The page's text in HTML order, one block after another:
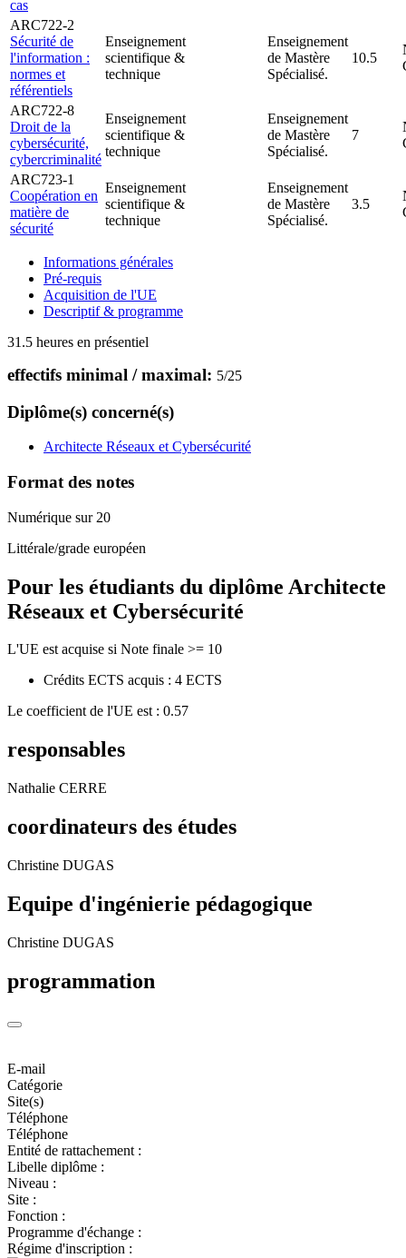
cas
ARC722-2
Sécurité de
l'information :
normes et
référentiels
Enseignement
scientifique &
technique
Enseignement
de Mastère
Spécialisé.
10.5
ARC722-8
Droit de la
cybersécurité,
cybercriminalité
Enseignement
scientifique &
technique
Enseignement
de Mastère
Spécialisé.
7
ARC723-1
Coopération en
matière de
sécurité
Enseignement
scientifique &
technique
Enseignement
de Mastère
Spécialisé.
3.5
Informations générales
Pré-requis
Acquisition de l'UE
Descriptif & programme
31.5 heures en présentiel
effectifs minimal / maximal: 5/25
Diplôme(s) concerné(s)
Architecte Réseaux et Cybersécurité
Format des notes
Numérique sur 20
Littérale/grade européen
Pour les étudiants du diplôme Architecte
Réseaux et Cybersécurité
L'UE est acquise si Note finale >= 10
Crédits ECTS acquis : 4 ECTS
Le coefficient de l'UE est : 0.57
responsables
Nathalie CERRE
coordinateurs des études
Christine DUGAS
Equipe d'ingénierie pédagogique
Christine DUGAS
programmation
E-mail
Catégorie
Site(s)
Téléphone
Téléphone
Entité de rattachement :
Libelle diplôme :
Niveau :
Site :
Fonction :
Programme d'échange :
Régime d'inscription :